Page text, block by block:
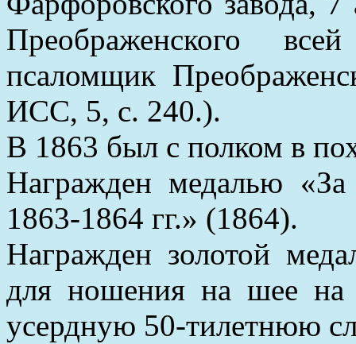
Преображенского
псаломщик
ИСС, 5, с. 240.).
В 1863 был с полком в
Награжден медалью
1863-1864 гг.» (1864).
Награжден золотой
для ношения на шее на
усердную 50-тилетнюю